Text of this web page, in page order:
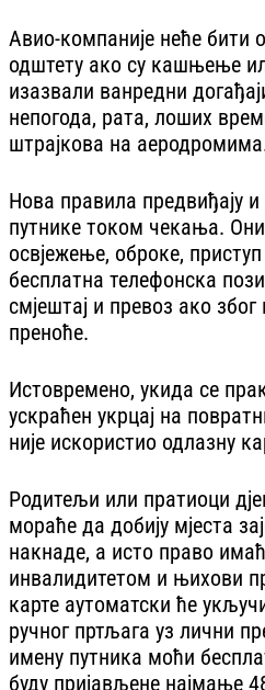
Авио-компаније неће бити
одштету ако су кашњење
изазвали ванредни
непогода, рата, лоших
штрајкова на
Нова правила предвиђају
путнике током чекања.
освјежење, оброке,
бесплатна телефонска
смјештај и превоз ако
преноће.
Истовремено, укида се
ускраћен укрцај на
није искористио одлазну
Родитељи или пратиоци
мораће да добију мјеста
накнаде, а исто право
инвалидитетом и њихови
карте аутоматски ће
ручног пртљага уз лични
имену путника моћи
буду пријављене најмање